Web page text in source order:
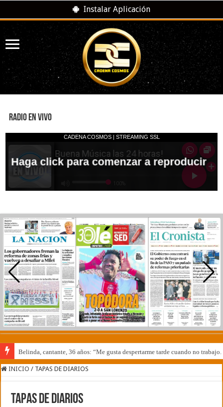
Instalar Aplicación
RADIO EN VIVO
Belinda, cantante, 36 años: “Me gusta despertarme tarde cuando no
INICIO / TAPAS DE DIARIOS
TAPAS DE DIARIOS